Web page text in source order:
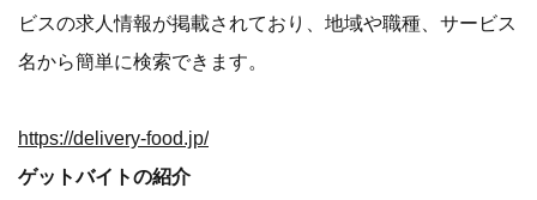
ビスの求人情報が掲載されており、地域や職種、サービス
名から簡単に検索できます。
https://delivery-food.jp/
ゲットバイトの紹介